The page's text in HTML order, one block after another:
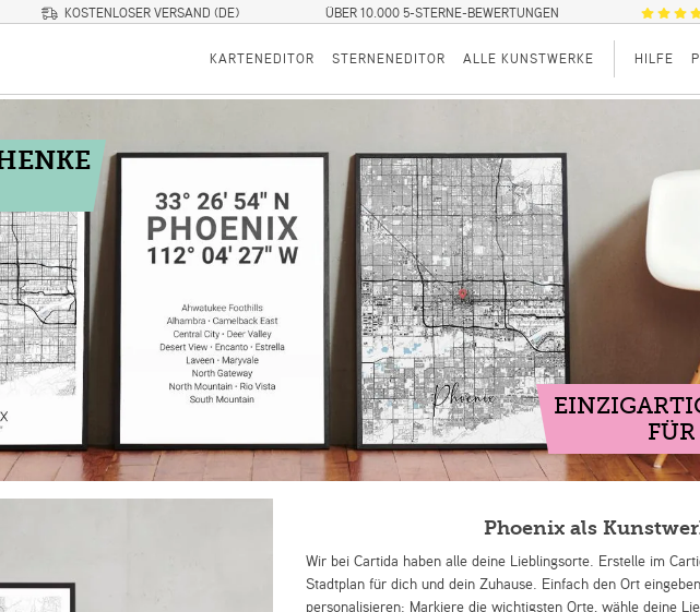
KOSTENLOSER VERSAND (DE) ÜBER 10.000 5-STERNE-BEWERTUNGEN
KARTENEDITOR STERNENEDITOR ALLE KUNSTWERKE HILFE
Phoenix als
Wir bei Cartida haben alle deine Lieblingsorte. Erstelle im
Stadtplan für dich und dein Zuhause. Einfach den Ort
personalisieren: Markiere die wichtigsten Orte, wähle deine